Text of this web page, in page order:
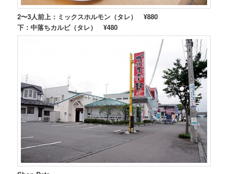
2〜3人前上：ミックスホルモン（タレ） ¥880
下：中落ちカルビ（タレ） ¥480